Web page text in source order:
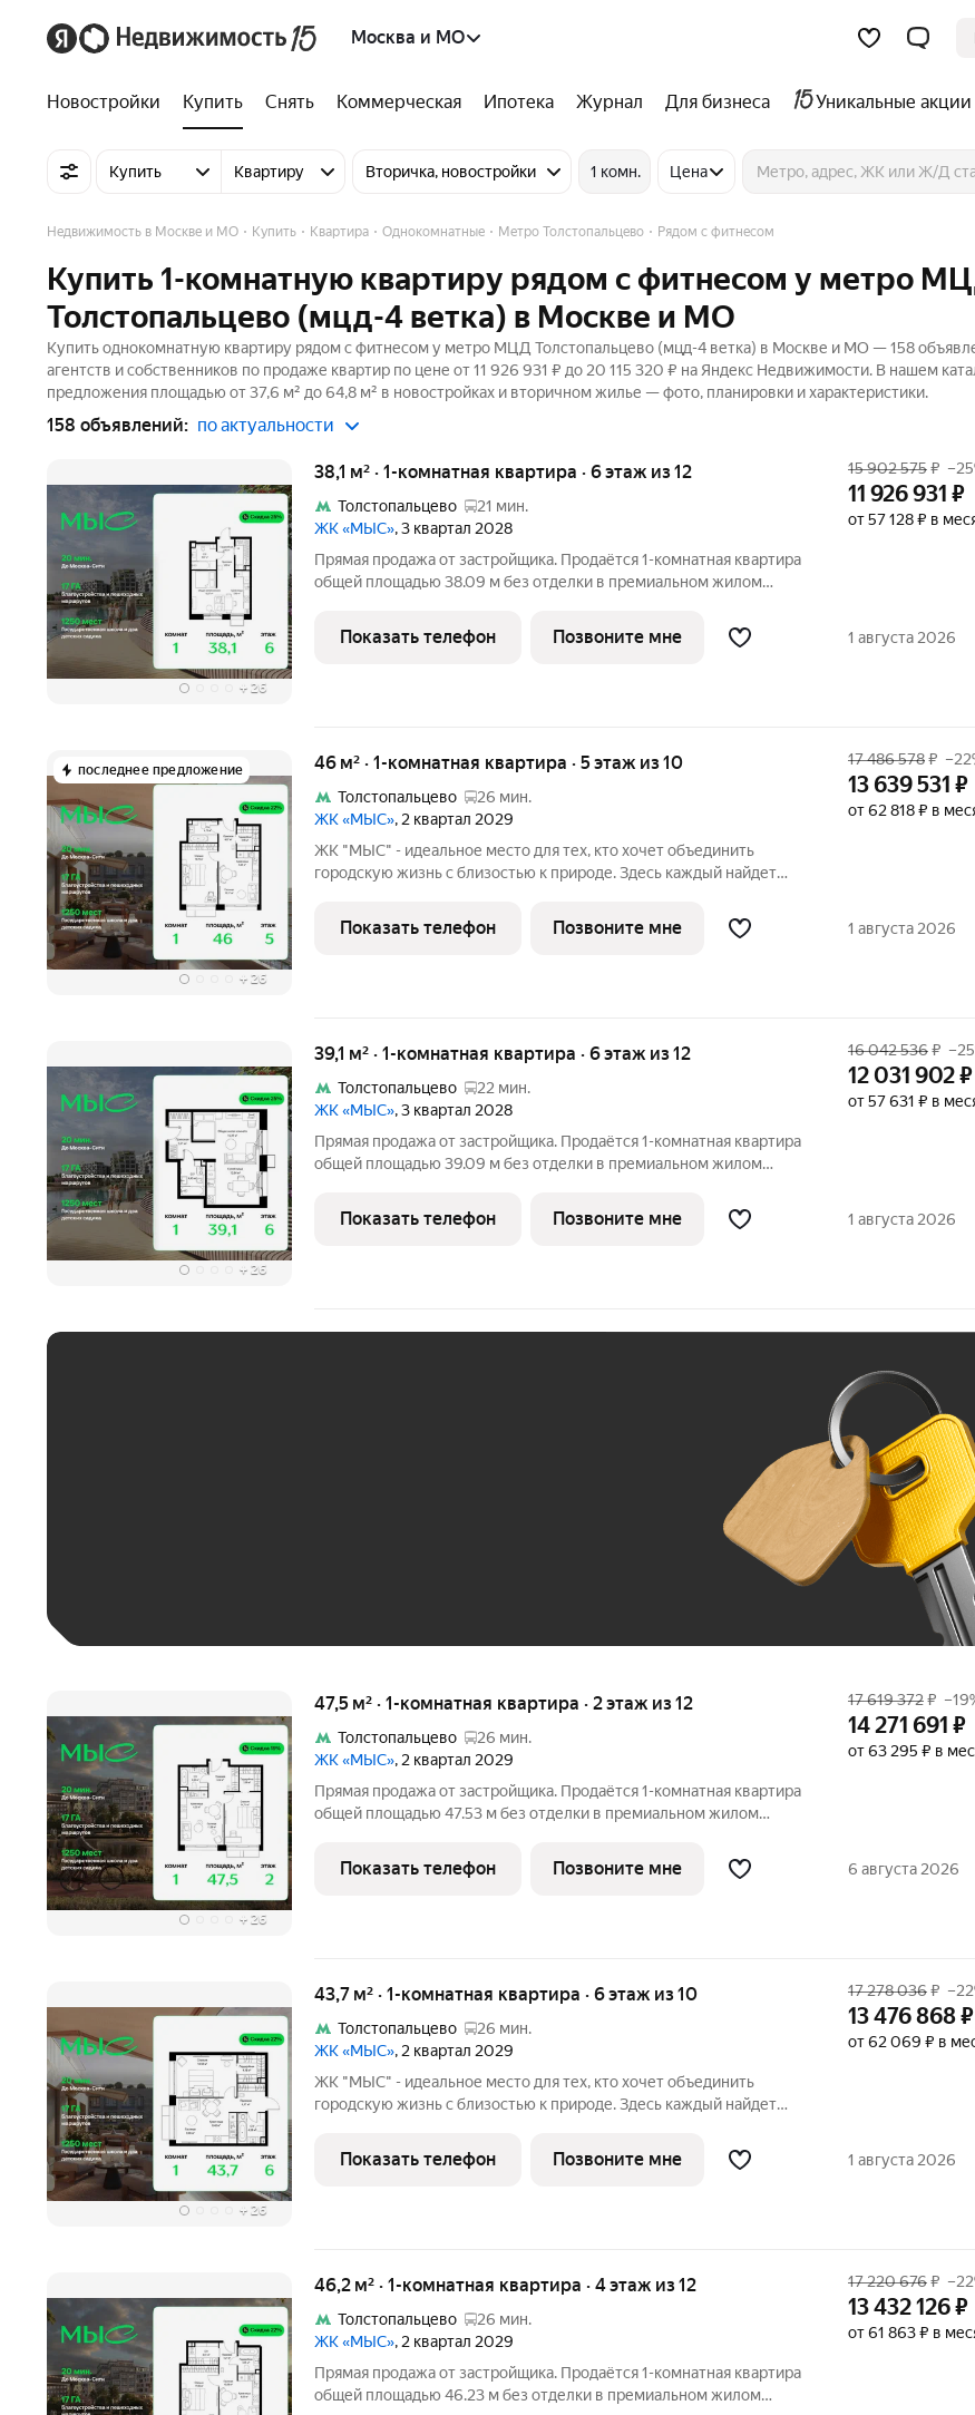
Москва и МО
Новостройки Купить Снять Коммерческая Ипотека Журнал Для бизнеса Уникальные акции
Купить Квартиру Вторичка, новостройки 1 комн. Цена
Недвижимость в Москве и МО Купить Квартира Однокомнатные Метро Толстопальцево Рядом с фитнесом
Купить 1-комнатную квартиру рядом с фитнесом у метро
Толстопальцево (мцд-4 ветка) в Москве и МО
Купить однокомнатную квартиру рядом с фитнесом у метро МЦД Толстопальцево (мцд-4 ветка) в Москве и МО — 158
агентств и собственников по продаже квартир по цене от 11 926 931 ₽ до 20 115 320 ₽ на Яндекс Недвижимости. В нашем
предложения площадью от 37,6 м² до 64,8 м² в новостройках и вторичном жилье — фото, планировки и характеристики.
158 объявлений: по актуальности
+ 26
38,1 м² · 1-комнатная квартира · 6 этаж из 12
Толстопальцево
21 мин.
ЖК «МЫС», 3 квартал 2028
Прямая продажа от застройщика. Продаётся 1-комнатная квартира
общей площадью 38.09 м без отделки в премиальном жилом
расположена в корпусе "Сибирь". Проект МЫС это, прежде всего,
идеальное
15 902 575₽
11 926 931 ₽
от 57 128 ₽ в
Показать телефон Позвоните мне 1 августа 2026
последнее предложение
+ 26
46 м² · 1-комнатная квартира · 5 этаж из 10
Толстопальцево
26 мин.
ЖК «МЫС», 2 квартал 2029
ЖК "МЫС" - идеальное место для тех, кто хочет объединить
городскую жизнь с близостью к природе. Здесь каждый найдет
больших семей, ценящих приватность и простор, частные дома и
таунхаусы
17 486 578₽
13 639 531 ₽
от 62 818 ₽ в
Показать телефон Позвоните мне 1 августа 2026
+ 26
39,1 м² · 1-комнатная квартира · 6 этаж из 12
Толстопальцево
22 мин.
ЖК «МЫС», 3 квартал 2028
Прямая продажа от застройщика. Продаётся 1-комнатная квартира
общей площадью 39.09 м без отделки в премиальном жилом
расположена в корпусе "Волга". Проект МЫС это, прежде всего,
идеальное место
16 042 536₽
12 031 902₽
от 57 631 ₽ в
Показать телефон Позвоните мне 1 августа 2026
+ 26
47,5 м² · 1-комнатная квартира · 2 этаж из 12
Толстопальцево
26 мин.
ЖК «МЫС», 2 квартал 2029
Прямая продажа от застройщика. Продаётся 1-комнатная квартира
общей площадью 47.53 м без отделки в премиальном жилом
расположена в корпусе "Алтай". Проект МЫС это, прежде всего,
идеальное место
17 619 372₽
14 271 691 ₽
от 63 295 ₽ в
Показать телефон Позвоните мне 6 августа 2026
+ 26
43,7 м² · 1-комнатная квартира · 6 этаж из 10
Толстопальцево
26 мин.
ЖК «МЫС», 2 квартал 2029
ЖК "МЫС" - идеальное место для тех, кто хочет объединить
городскую жизнь с близостью к природе. Здесь каждый найдет
больших семей, ценящих приватность и простор, частные дома и
таунхаусы
17 278 036₽
13 476 868₽
от 62 069 ₽ в
Показать телефон Позвоните мне 1 августа 2026
46,2 м² · 1-комнатная квартира · 4 этаж из 12
Толстопальцево
26 мин.
ЖК «МЫС», 2 квартал 2029
Прямая продажа от застройщика. Продаётся 1-комнатная квартира
общей площадью 46.23 м без отделки в премиальном жилом
17 220 676₽
13 432 126₽
от 61 863 ₽ в